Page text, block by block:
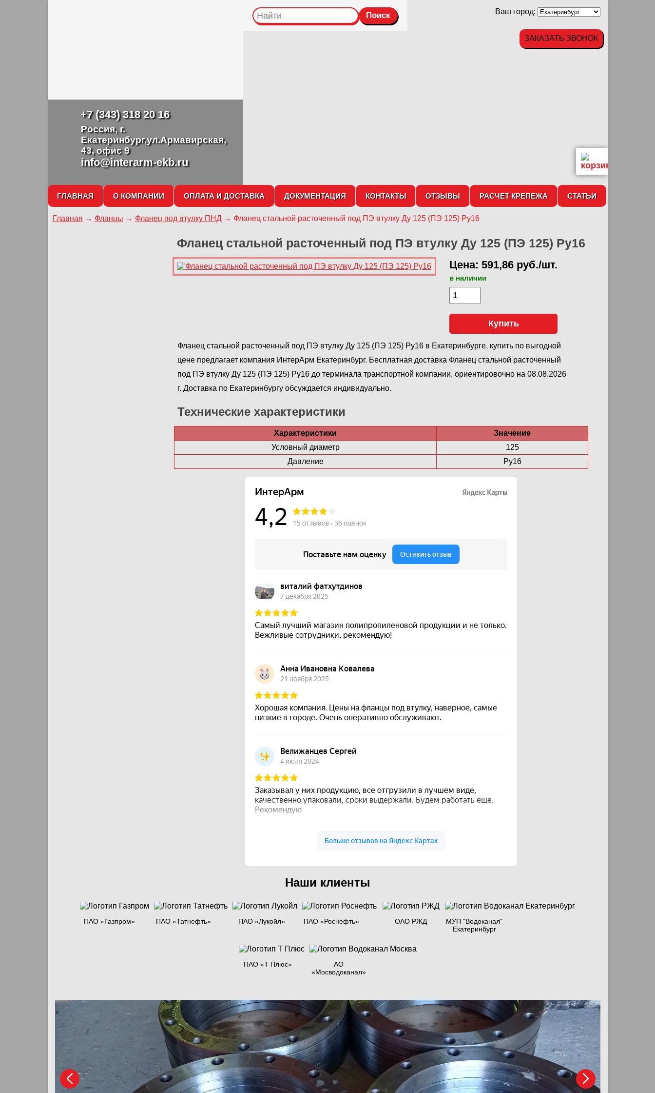
+7 (343) 318 20 16
Россия, г.
Екатеринбург,ул.Армавирская,
43, офис 9
info@interarm-ekb.ru
ЗАКАЗАТЬ ЗВОНОК
Ваш город:
ГЛАВНАЯ О КОМПАНИИ ОПЛАТА И ДОСТАВКА ДОКУМЕНТАЦИЯ КОНТАКТЫ ОТЗЫВЫ РАСЧЕТ КРЕПЕЖА СТАТЬИ
Главная → Фланцы → Фланец под втулку ПНД→ Фланец стальной расточенный под ПЭ втулку Ду 125 (ПЭ 125) Ру16
Фланец стальной расточенный под ПЭ втулку Ду 125 (ПЭ 125) Ру16
Цена: 591,86 руб./шт.
в наличии
Купить
Фланец стальной расточенный под ПЭ втулку Ду 125 (ПЭ 125) Ру16 в Екатеринбурге, купить по выгодной
цене предлагает компания ИнтерАрм Екатеринбург. Бесплатная доставка Фланец стальной расточенный
под ПЭ втулку Ду 125 (ПЭ 125) Ру16 до терминала транспортной компании, ориентировочно на 08.08.2026
г. Доставка по Екатеринбургу обсуждается индивидуально.
Технические характеристики
Характеристики
Значение
Условный диаметр
125
Давление
Ру16
Наши клиенты
ПАО «Газпром» ПАО «Татнефть» ПАО «Лукойл» ПАО «Роснефть» ОАО РЖД
МУП "Водоканал"
Екатеринбург
ПАО «Т Плюс»
АО
«Мосводоканал»